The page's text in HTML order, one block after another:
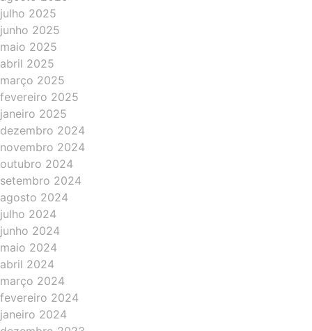
julho 2025
junho 2025
maio 2025
abril 2025
março 2025
fevereiro 2025
janeiro 2025
dezembro 2024
novembro 2024
outubro 2024
setembro 2024
agosto 2024
julho 2024
junho 2024
maio 2024
abril 2024
março 2024
fevereiro 2024
janeiro 2024